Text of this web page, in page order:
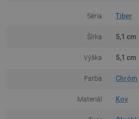
Séria Tiber
Šírka 5,1 cm
Výška 5,1 cm
Farba Chróm
Materiál Kov